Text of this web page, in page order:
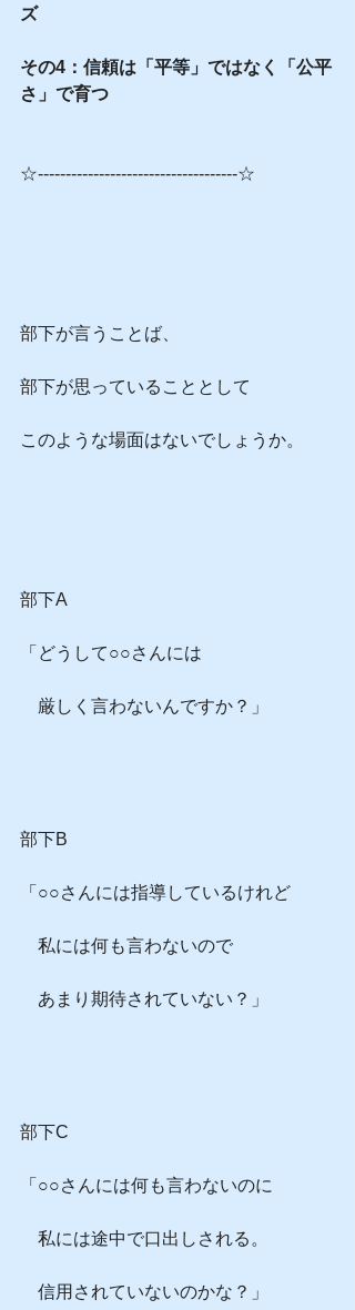
ズ
その4：信頼は「平等」ではなく「公平
さ」で育つ
☆------------------------------------☆
部下が言うことば、
部下が思っていることとして
このような場面はないでしょうか。
部下A
「どうして○○さんには
厳しく言わないんですか？」
部下B
「○○さんには指導しているけれど
私には何も言わないので
あまり期待されていない？」
部下C
「○○さんには何も言わないのに
私には途中で口出しされる。
信用されていないのかな？」